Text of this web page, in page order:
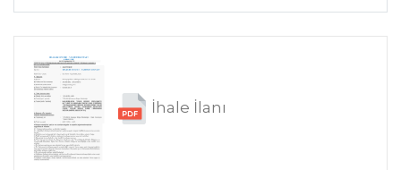
İhale İlanı